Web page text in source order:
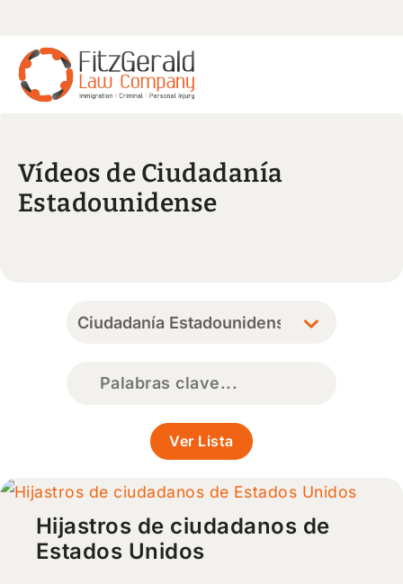
Vídeos de Ciudadanía
Estadounidense
Buscar:
Ver Lista
Hijastros de ciudadanos de
Estados Unidos